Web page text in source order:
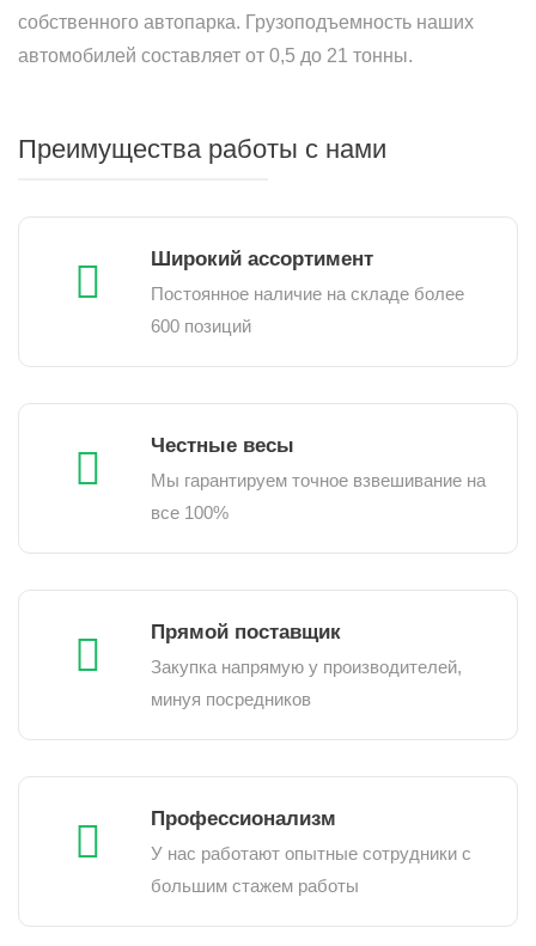
собственного автопарка. Грузоподъемность наших
автомобилей составляет от 0,5 до 21 тонны.
Преимущества работы с нами
Широкий ассортимент
Постоянное наличие на складе более
600 позиций
Честные весы
Мы гарантируем точное взвешивание на
все 100%
Прямой поставщик
Закупка напрямую у производителей,
минуя посредников
Профессионализм
У нас работают опытные сотрудники с
большим стажем работы